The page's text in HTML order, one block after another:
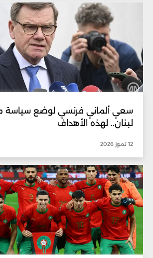
سعي ألماني فرنسي لوضع سياسة
لبنان.. لهذه الأهداف
12 تموز 2026